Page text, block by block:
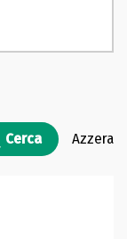
Cerca Azzera